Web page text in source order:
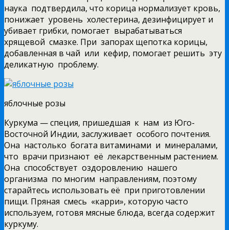
наука подтвердила, что корица нормализует кровь,
понижает уровень холестерина, дезинфицирует и
убивает грибки, помогает вырабатываться
хрящевой смазке. При запорах щепотка корицы,
добавленная в чай или кефир, помогает решить эту
деликатную проблему.
яблочные розы
Куркума — специя, пришедшая к нам из Юго-
Восточной Индии, заслуживает особого почтения.
Она настолько богата витаминами и минералами,
что врачи признают её лекарственным растением.
Она способствует оздоровлению нашего
организма по многим направлениям, поэтому
старайтесь использовать её при приготовлении
пищи. Пряная смесь «карри», которую часто
используем, готовя мясные блюда, всегда содержит
куркуму.